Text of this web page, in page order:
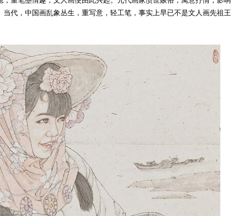
代，中国画乱象丛生，重写意，轻工笔，事实上早已不是文人画先祖王